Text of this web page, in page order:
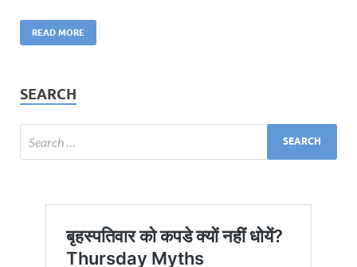
READ MORE
SEARCH